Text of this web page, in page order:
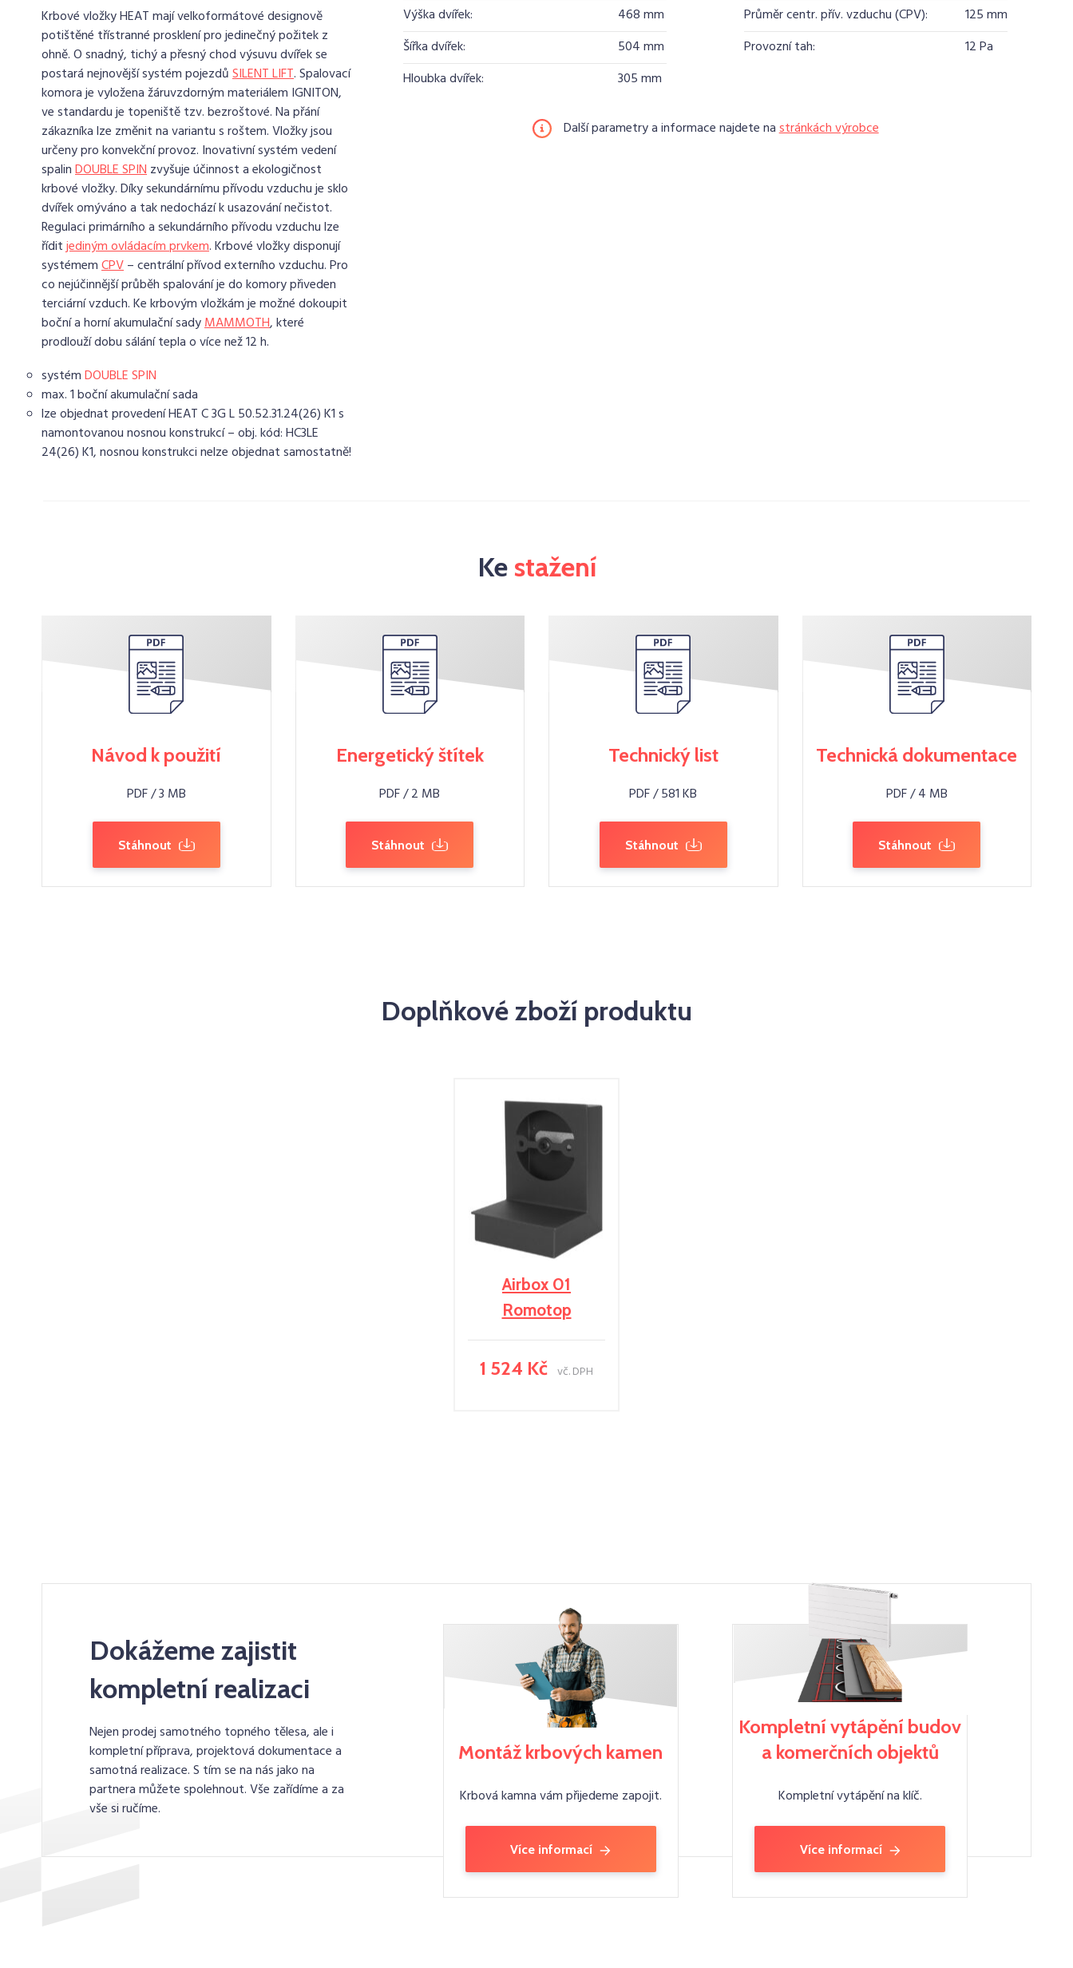
Krbové vložky HEAT mají velkoformátové designově
potištěné třístranné prosklení pro jedinečný požitek z
ohně. O snadný, tichý a přesný chod výsuvu dvířek se
postará nejnovější systém pojezdůSILENT LIFT. Spalovací
komora je vyložena žáruvzdorným materiálem IGNITON,
ve standardu je topeniště tzv. bezroštové. Na přání
zákazníka lze změnit na variantu s roštem. Vložky jsou
určeny pro konvekční provoz. Inovativní systém vedení
spalinDOUBLE SPINzvyšuje účinnost a ekologičnost
krbové vložky. Díky sekundárnímu přívodu vzduchu je sklo
dvířek omýváno a tak nedochází k usazování nečistot.
Regulaci primárního a sekundárního přívodu vzduchu lze
říditjediným ovládacím prvkem. Krbové vložky disponují
systémemCPV– centrální přívod externího vzduchu. Pro
co nejúčinnější průběh spalování je do komory přiveden
terciární vzduch. Ke krbovým vložkám je možné dokoupit
boční a horní akumulační sadyMAMMOTH, které
prodlouží dobu sálání tepla o více než 12 h.
systémDOUBLE SPIN
max. 1 boční akumulační sada
lze objednat provedení HEAT C 3G L 50.52.31.24(26) K1 s
namontovanou nosnou konstrukcí – obj. kód: HC3LE
24(26) K1, nosnou konstrukci nelze objednat samostatně!
Výška dvířek:
468 mm
Šířka dvířek:
504 mm
Hloubka dvířek:
305 mm
Průměr centr. přív. vzduchu (CPV):
125 mm
Provozní tah:
12 Pa
Další parametry a informace najdete nastránkách výrobce
Ke stažení
Návod k použití
PDF / 3 MB
Stáhnout
Energetický štítek
PDF / 2 MB
Stáhnout
Technický list
PDF / 581 KB
Stáhnout
Technická dokumentace
PDF / 4 MB
Stáhnout
Doplňkové zboží produktu
Airbox 01
Romotop
1 524 Kč vč. DPH
Dokážeme zajistit
kompletní realizaci
Nejen prodej samotného topného tělesa, ale i
kompletní příprava, projektová dokumentace a
samotná realizace. S tím se na nás jako na
partnera můžete spolehnout. Vše zařídíme a za
vše si ručíme.
Montáž krbových kamen
Krbová kamna vám přijedeme zapojit.
Více informací
Kompletní vytápění budov
a komerčních objektů
Kompletní vytápění na klíč.
Více informací